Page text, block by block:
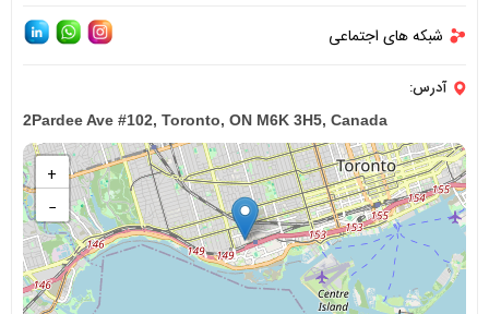
شبکه های اجتماعی
آدرس:
2Pardee Ave #102, Toronto, ON M6K 3H5, Canada
+
−